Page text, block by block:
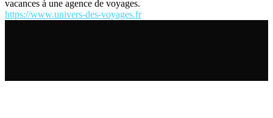
vacances à une agence de voyages.
https://www.univers-des-voyages.fr